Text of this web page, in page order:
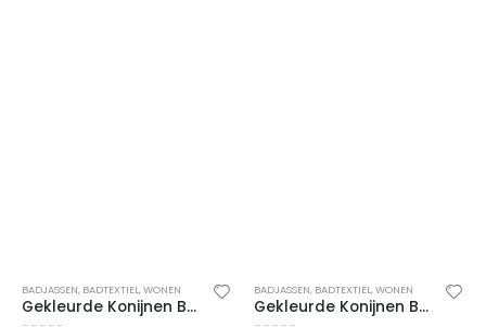
BADJASSEN, BADTEXTIEL,WONEN
Gekleurde Konijnen Badjas voor Jongens en Meisjes – Kinderbadjas – Gekleurde Badjas – Katoenen Badjas – Licht Roze en Wit – 5/6 Jaar
BADJASSEN, BADTEXTIEL,WONEN
Gekleurde Konijnen Badjas voor Jongens en Meisjes – Kinderbadjas – Gekleurde Badjas – Katoenen Badjas – Blauw en Wit – 3/4 Jaar